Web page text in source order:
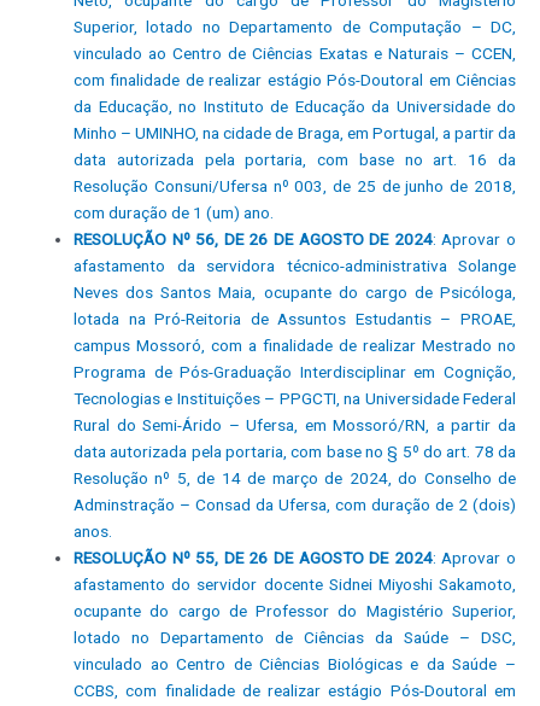
Superior, lotado no Departamento de Computação – DC,
vinculado ao Centro de Ciências Exatas e Naturais – CCEN,
com finalidade de realizar estágio Pós-Doutoral em Ciências
da Educação, no Instituto de Educação da Universidade do
Minho – UMINHO, na cidade de Braga, em Portugal, a partir da
data autorizada pela portaria, com base no art. 16 da
Resolução Consuni/Ufersa nº 003, de 25 de junho de 2018,
com duração de 1 (um) ano.
RESOLUÇÃO Nº 56, DE 26 DE AGOSTO DE 2024: Aprovar o
afastamento da servidora técnico-administrativa Solange
Neves dos Santos Maia, ocupante do cargo de Psicóloga,
lotada na Pró-Reitoria de Assuntos Estudantis – PROAE,
campus Mossoró, com a finalidade de realizar Mestrado no
Programa de Pós-Graduação Interdisciplinar em Cognição,
Tecnologias e Instituições – PPGCTI, na Universidade Federal
Rural do Semi-Árido – Ufersa, em Mossoró/RN, a partir da
data autorizada pela portaria, com base no § 5º do art. 78 da
Resolução nº 5, de 14 de março de 2024, do Conselho de
Adminstração – Consad da Ufersa, com duração de 2 (dois)
anos.
RESOLUÇÃO Nº 55, DE 26 DE AGOSTO DE 2024: Aprovar o
afastamento do servidor docente Sidnei Miyoshi Sakamoto,
ocupante do cargo de Professor do Magistério Superior,
lotado no Departamento de Ciências da Saúde – DSC,
vinculado ao Centro de Ciências Biológicas e da Saúde –
CCBS, com finalidade de realizar estágio Pós-Doutoral em